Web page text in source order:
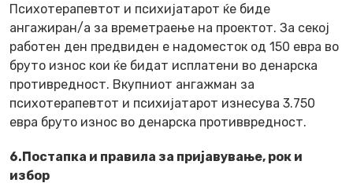
Психотерапевтот и психијатарот ќе биде
ангажиран/а за времетраење на проектот. За секој
работен ден предвиден е надоместок од 150 евра во
бруто износ кои ќе бидат исплатени во денарска
противредност. Вкупниот ангажман за
психотерапевтот и психијатарот изнесува 3.750
евра бруто износ во денарска противвредност.
6.Постапка и правила за пријавување, рок и
избор